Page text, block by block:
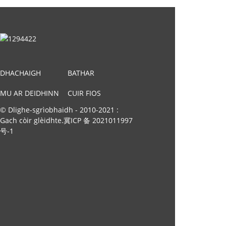
DHACHAIGH BATHAR
MU AR DEIDHINN
CUIR FIOS
THUGAINN
© Dlighe-sgrìobhaidh - 2010-2021 :
Gach còir glèidhte.冀ICP 备 2021011997
号-1